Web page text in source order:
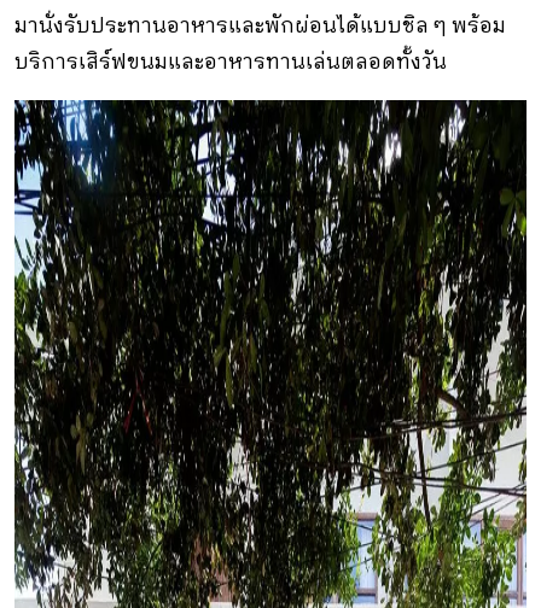
มานั่งรับประทานอาหารและพักผ่อนได้แบบชิล ๆ พร้อม
บริการเสิร์ฟขนมและอาหารทานเล่นตลอดทั้งวัน